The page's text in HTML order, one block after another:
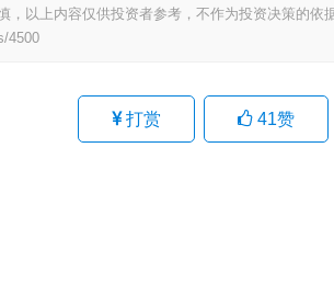
，以上内容仅供投资者参考，不作为投资决策的依
4500
打赏 41赞